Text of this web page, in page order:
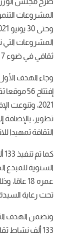
ثقافي في ضوء 7 أهداف رئيسية لوزارة الثقافة.
وجاء الهدف
2021،
تطوير،
الثقافة تمهيدا
السنوية للمبدع
عمره 18
تحت رعاية
وتضمن الهدف
133 ألف